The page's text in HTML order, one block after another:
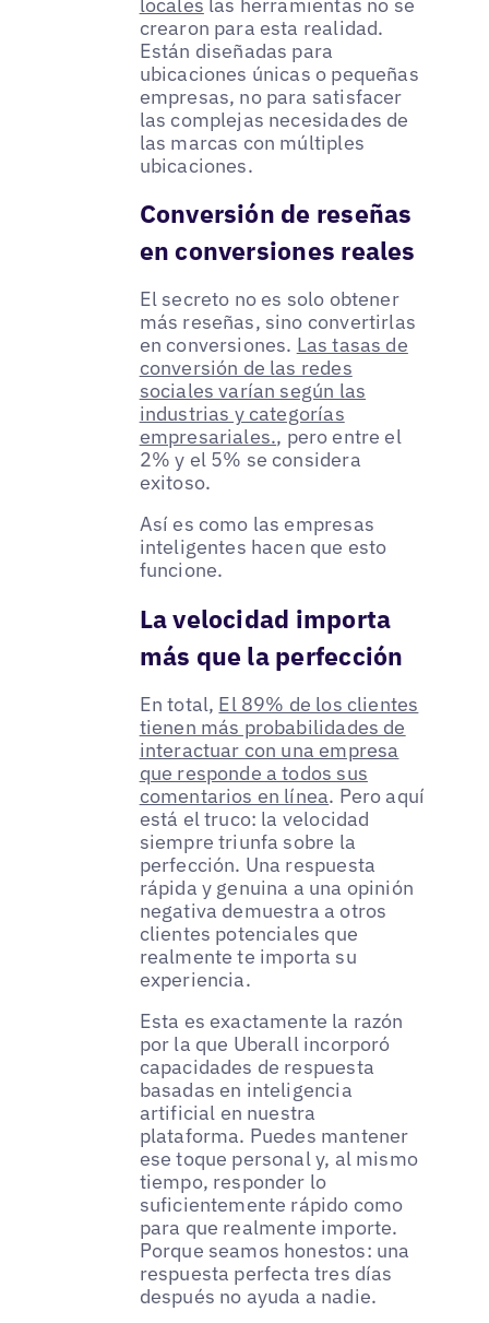
crearon para esta realidad.
Están diseñadas para
ubicaciones únicas o pequeñas
empresas, no para satisfacer
las complejas necesidades de
las marcas con múltiples
ubicaciones.
Conversión de reseñas
en conversiones reales
El secreto no es solo obtener
más reseñas, sino convertirlas
en conversiones. Las tasas de
conversión de las redes
sociales varían según las
industrias y categorías
empresariales., pero entre el
2% y el 5% se considera
exitoso.
Así es como las empresas
inteligentes hacen que esto
funcione.
La velocidad importa
más que la perfección
En total, El 89% de los clientes
tienen más probabilidades de
interactuar con una empresa
que responde a todos sus
comentarios en línea. Pero aquí
está el truco: la velocidad
siempre triunfa sobre la
perfección. Una respuesta
rápida y genuina a una opinión
negativa demuestra a otros
clientes potenciales que
realmente te importa su
experiencia.
Esta es exactamente la razón
por la que Uberall incorporó
capacidades de respuesta
basadas en inteligencia
artificial en nuestra
plataforma. Puedes mantener
ese toque personal y, al mismo
tiempo, responder lo
suficientemente rápido como
para que realmente importe.
Porque seamos honestos: una
respuesta perfecta tres días
después no ayuda a nadie.